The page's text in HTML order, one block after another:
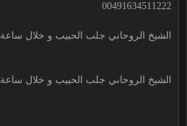
00491634511222
الشيخ الروحاني جلب الحبيب و خلال ساعة
الشيخ الروحاني جلب الحبيب و خلال ساعة